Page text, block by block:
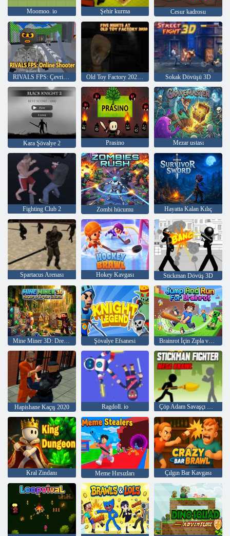
Moomoo. io Şehir kurma Cesur kadrosu
RIVALS FPS: Çevrimiçi Nişancı Old Toy Factory 2020'de Beş Gece Sokak Dövüşü 3D
Kara Şövalye 2 Prasino Mezar ustası
Fighting Club 2 Zombi hücumu Hayatta Kalan Kılıç
Spartacus Arenası Hokey Kavgası Stickman Dövüş 3D
Mine Miner 3D: Dream Island Belediye Başkanı Şövalye Efsanesi Brainrot İçin Zıpla ve Koş
Hapishane Kaçış 2020 Ragdoll. io
Kral Zindanı Meme Hırsızları Çılgın Bar Kavgası